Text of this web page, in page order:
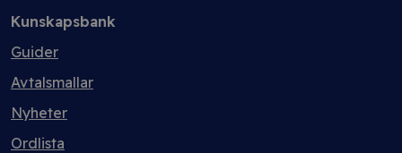
Kunskapsbank
Guider
Avtalsmallar
Nyheter
Ordlista